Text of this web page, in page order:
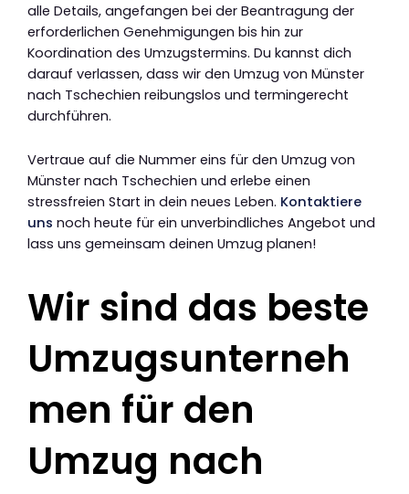
alle Details, angefangen bei der Beantragung der
erforderlichen Genehmigungen bis hin zur
Koordination des Umzugstermins. Du kannst dich
darauf verlassen, dass wir den Umzug von Münster
nach Tschechien reibungslos und termingerecht
durchführen.
Vertraue auf die Nummer eins für den Umzug von
Münster nach Tschechien und erlebe einen
stressfreien Start in dein neues Leben. Kontaktiere
uns noch heute für ein unverbindliches Angebot und
lass uns gemeinsam deinen Umzug planen!
Wir sind das beste
Umzugsunterneh
men für den
Umzug nach